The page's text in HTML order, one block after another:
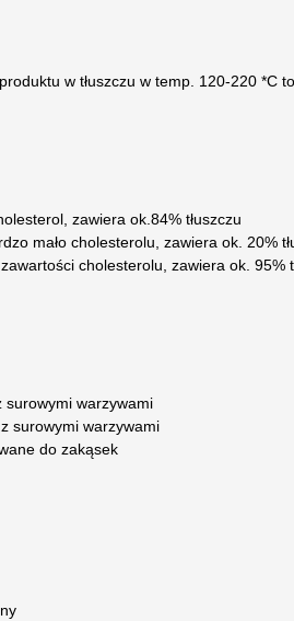
w tłuszczu w temp. 120-220 *C
zawiera ok.84% tłuszczu
mało cholesterolu, zawiera ok. 20%
cholesterolu, zawiera ok. 95%
warzywami
surowymi warzywami
do zakąsek